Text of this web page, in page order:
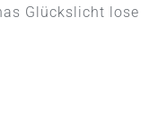
Glückslicht lose